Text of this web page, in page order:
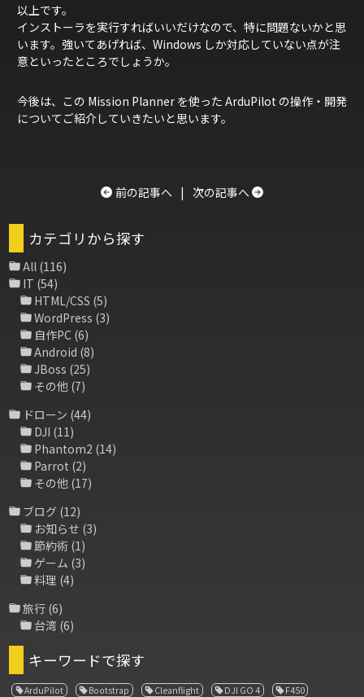
以上です。
インストーラを実行すればいいだけなので、特に問題ないかと思
います。強いてあげれば、Windows しか対応していない点が注
意といったところでしょうか。
今後は、この Mission Planner を使った ArduPilot の操作・開発
についてご紹介していきたいと思います。
前の記事へ | 次の記事へ
カテゴリから探す
All (116)
IT (54)
HTML/CSS (5)
WordPress (3)
自作PC (6)
Android (8)
JBoss (25)
その他 (7)
ドローン (44)
DJI (11)
Phantom2 (14)
Parrot (2)
その他 (17)
ブログ (12)
お知らせ (3)
節約術 (1)
ゲーム (3)
料理 (4)
旅行 (6)
台湾 (6)
キーワードで探す
ArduPilot Bootstrap Cleanflight DJI GO 4
F450